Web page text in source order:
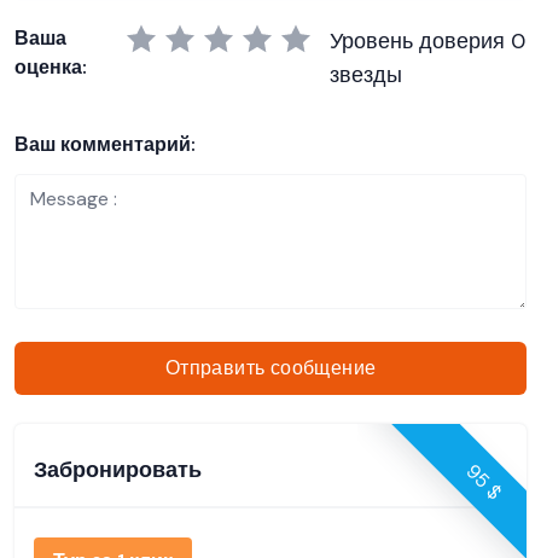
Ваша
оценка:
Уровень доверия 0
звезды
Ваш комментарий:
Отправить сообщение
Забронировать 95 $